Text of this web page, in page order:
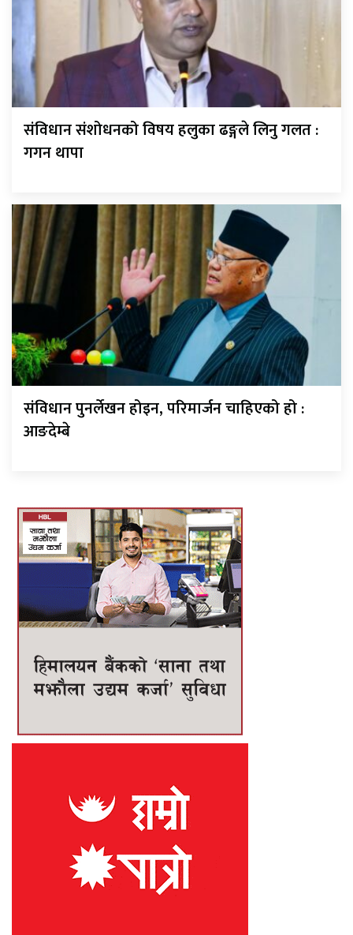
संविधान संशोधनको विषय हलुका ढङ्गले लिनु गलत :
गगन थापा
संविधान पुनर्लेखन होइन, परिमार्जन चाहिएको हो :
आङदेम्बे